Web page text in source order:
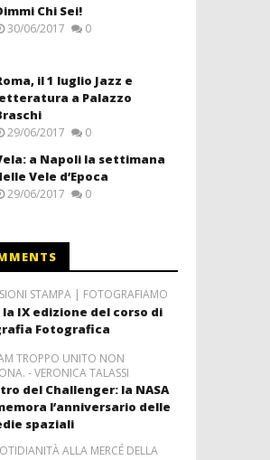
Chi Sei!
30/06/2017 0
il 1 luglio Jazz e
a Palazzo
29/06/2017 0
a Napoli la settimana
Vele d’Epoca
29/06/2017 0
STAMPA | FOTOGRAFIAMO
la IX edizione del corso di
Fotografica
TROPPO UNITO NON
- VERONICA TALASSI
del Challenger: la NASA
l’anniversario delle
spaziali
ALLA MERCÉ DELLA